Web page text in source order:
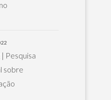
Pesquisa
sobre